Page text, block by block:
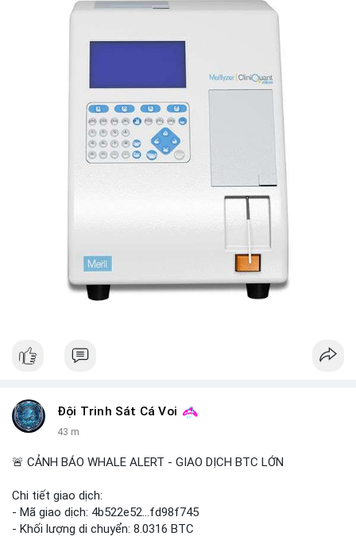
Đội Trinh Sát Cá Voi
43 m
🚨 CẢNH BÁO WHALE ALERT - GIAO DỊCH BTC LỚN
Chi tiết giao dịch:
- Mã giao dịch: 4b522e52...fd98f745
- Khối lượng di chuyển: 8.0316 BTC